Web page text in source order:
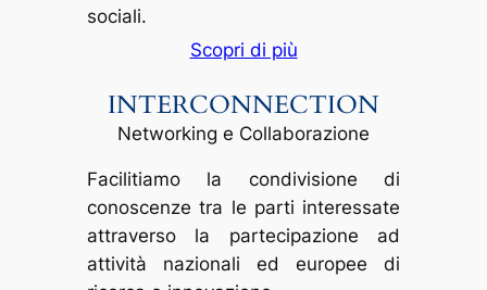
sociali.
Scopri di più
INTERCONNECTION
Networking e Collaborazione
Facilitiamo la condivisione di
conoscenze tra le parti interessate
attraverso la partecipazione ad
attività nazionali ed europee di